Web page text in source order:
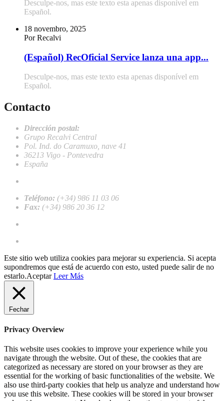
Desculpe-nos, mas este texto esta apenas disponível em
Español.
18 novembro, 2025
Por Recalvi
(Español) RecOficial Service lanza una app...
Desculpe-nos, mas este texto esta apenas disponível em
Español.
Contacto
Dirección postal:
Grupo Recalvi Central
Pol. Ind. do Caramuxo, nave 41
36213 Vigo - Pontevedra
España
Teléfono: (+34) 986 11 03 06
Fax: (+34) 986 20 36 12
Este sitio web utiliza cookies para mejorar su experiencia. Si acepta
supondremos que está de acuerdo con esto, usted puede salir de no
estarlo.Aceptar Leer Más
Fechar
Privacy Overview
This website uses cookies to improve your experience while you
navigate through the website. Out of these, the cookies that are
categorized as necessary are stored on your browser as they are
essential for the working of basic functionalities of the website. We
also use third-party cookies that help us analyze and understand how
you use this website. These cookies will be stored in your browser